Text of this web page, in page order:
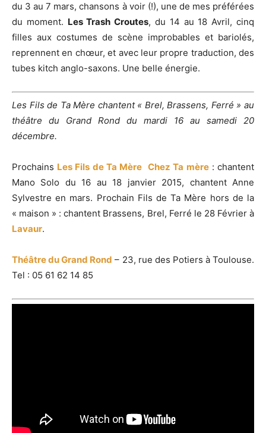
du 3 au 7 mars, chansons à voir (!), une de mes préférées
du moment. Les Trash Croutes, du 14 au 18 Avril, cinq
filles aux costumes de scène improbables et bariolés,
reprennent en chœur, et avec leur propre traduction, des
tubes kitch anglo-saxons. Une belle énergie.
Les Fils de Ta Mère chantent « Brel, Brassens, Ferré » au
théâtre du Grand Rond du mardi 16 au samedi 20
décembre.
Prochains Les Fils de Ta Mère Chez Ta mère : chantent
Mano Solo du 16 au 18 janvier 2015, chantent Anne
Sylvestre en mars. Prochain Fils de Ta Mère hors de la
« maison » : chantent Brassens, Brel, Ferré le 28 Février à
Lavaur.
Théâtre du Grand Rond – 23, rue des Potiers à Toulouse.
Tel : 05 61 62 14 85